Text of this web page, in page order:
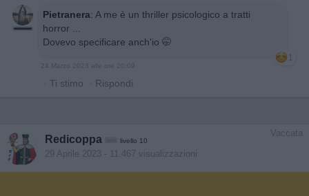
Pietranera: A me è un thriller psicologico a tratti
horror ...
Dovevo specificare anch'io 🤭
1
24 Marzo 2023 alle ore 20:09
· Ti stimo · Rispondi
Vaccata
Redicoppa livello 10
29 Aprile 2023 - 11.467 visualizzazioni